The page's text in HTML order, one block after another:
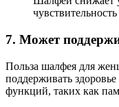
7. Может
Польза шалфея для
поддерживать
функций, таких как